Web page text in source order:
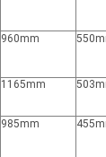
960mm
1165mm
985mm